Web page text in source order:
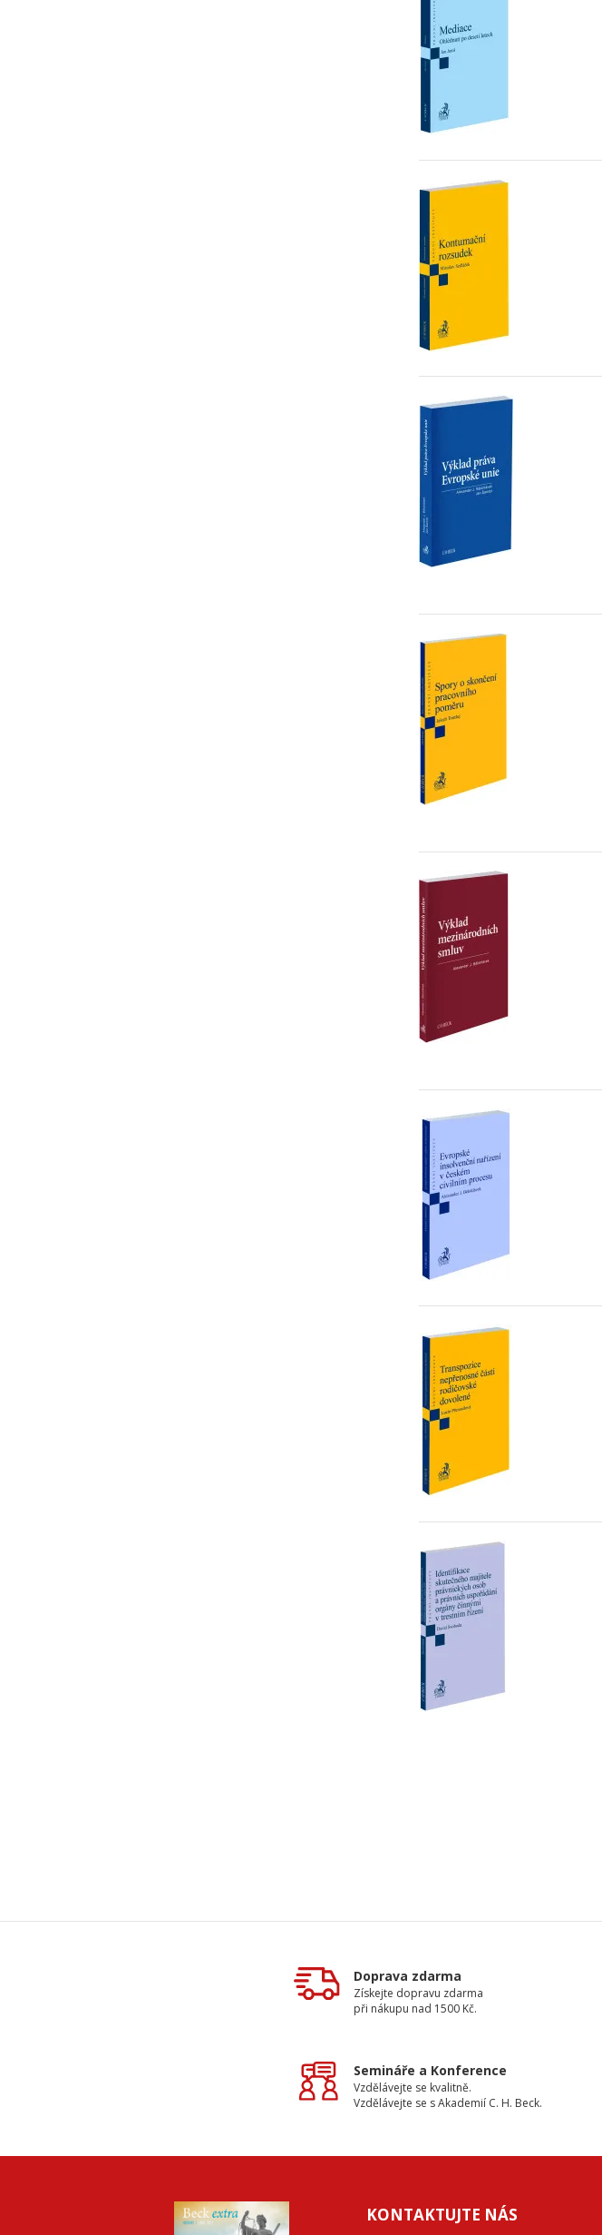
Doprava zdarma
Získejte dopravu zdarma
při nákupu nad 1500 Kč.
Semináře a Konference
Vzdělávejte se kvalitně.
Vzdělávejte se s Akademií C. H. Beck.
KONTAKTUJTE NÁS